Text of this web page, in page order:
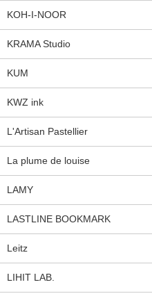
KOH-I-NOOR
KRAMA Studio
KUM
KWZ ink
L'Artisan Pastellier
La plume de louise
LAMY
LASTLINE BOOKMARK
Leitz
LIHIT LAB.